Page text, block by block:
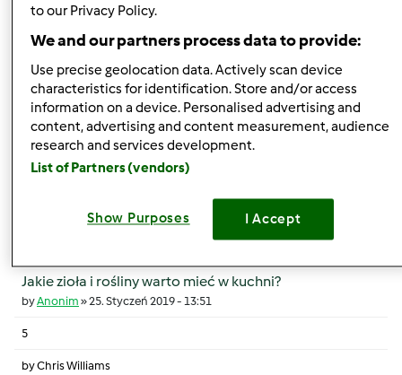
Temat zwyczajny
Dlaczego nie można dla TM31 korzystac z przepisów dla
TM5
byAnonim»22. Sierpień 2016 - 07:43
Temat zwyczajny
Jakie zioła i rośliny warto mieć w kuchni?
byAnonim »25. Styczeń 2019 - 13:51
5
byChris Williams
to our Privacy Policy.
We and our partners process data to provide:
Use precise geolocation data. Actively scan device
characteristics for identification. Store and/or access
information on a device. Personalised advertising and
content, advertising and content measurement, audience
research and services development.
List of Partners (vendors)
Show Purposes I Accept